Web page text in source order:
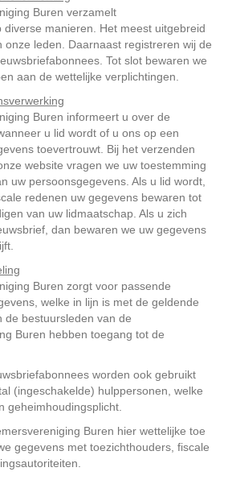
Buren verzamelt
diverse manieren. Het meest uitgebreid
onze leden. Daarnaast registreren wij de
Tot slot bewaren we
aan de wettelijke verplichtingen.
Buren informeert u over de
u lid wordt of u ons op een
toevertrouwt. Bij het verzenden
website vragen we uw toestemming
uw persoonsgegevens. Als u lid wordt,
redenen uw gegevens bewaren tot
van uw lidmaatschap. Als u zich
dan bewaren we uw gegevens
Buren zorgt voor passende
welke in lijn is met de geldende
de bestuursleden van de
Buren hebben toegang tot de
worden ook gebruikt
(ingeschakelde) hulppersonen, welke
geheimhoudingsplicht.
Buren hier wettelijke toe
gegevens met toezichthouders, fiscale